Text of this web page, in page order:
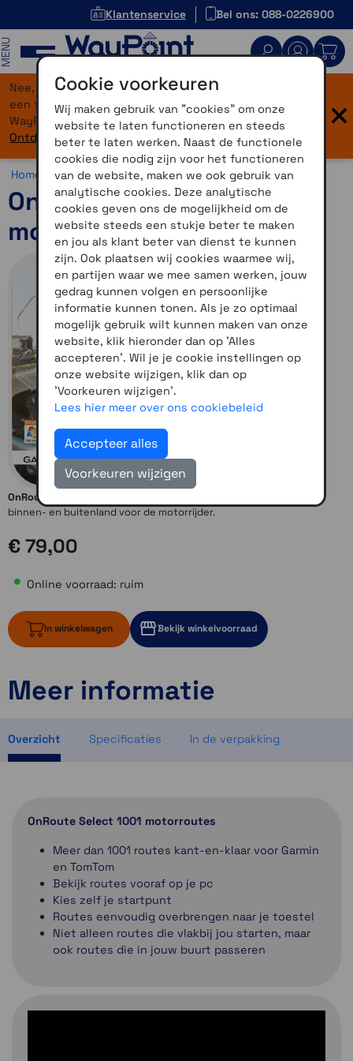
Klantenservice Bel ons: 088-0226900
Nee, je bent niet verdwaald! Onze website heeft
een flinke upgrade gekregen. Dezelfde vertrouwde
WayPoint-service, maar dan in een modern jasje.
Ontdek hier wat er allemaal nieuw is.
×
Home >Motor >Overig >OnRoute
OnRoute Select 1001
motorroutes
OnRoute Select 1001 motorroutes
binnen- en buitenland voor de motorrijder.
€ 79,00
Online voorraad: ruim
In winkelwagen Bekijk winkelvoorraad
ruim op voorraad
ruim op voorraad
Meer informatie
Overzicht Specificaties In de verpakking
OnRoute Select 1001 motorroutes
Meer dan 1001 routes kant-en-klaar voor Garmin
en TomTom
Bekijk routes vooraf op je pc
Kies zelf je startpunt
Routes eenvoudig overbrengen naar je toestel
Niet alleen routes die vlakbij jou starten, maar
ook routes die in jouw buurt passeren
Cookie voorkeuren
Wij maken gebruik van "cookies" om onze
website te laten functioneren en steeds
beter te laten werken. Naast de functionele
cookies die nodig zijn voor het functioneren
van de website, maken we ook gebruik van
analytische cookies. Deze analytische
cookies geven ons de mogelijkheid om de
website steeds een stukje beter te maken
en jou als klant beter van dienst te kunnen
zijn. Ook plaatsen wij cookies waarmee wij,
en partijen waar we mee samen werken, jouw
gedrag kunnen volgen en persoonlijke
informatie kunnen tonen. Als je zo optimaal
mogelijk gebruik wilt kunnen maken van onze
website, klik hieronder dan op 'Alles
accepteren'. Wil je je cookie instellingen op
onze website wijzigen, klik dan op
'Voorkeuren wijzigen'.
Lees hier meer over ons cookiebeleid
Accepteer alles
Voorkeuren wijzigen